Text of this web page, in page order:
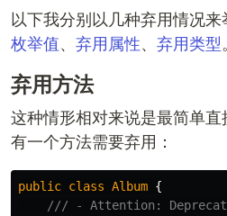
以下我分别以几种弃用情况来
枚举值、 弃用属性、 弃用类型
弃用方法
这种情形相对来说是最简单
有一个方法需要弃用：
public class Album {
/// - Attention: